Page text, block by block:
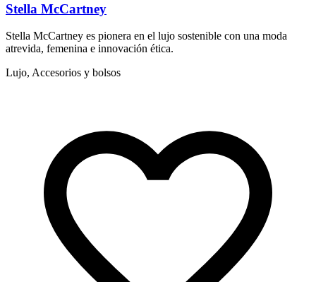
Stella McCartney
Stella McCartney es pionera en el lujo sostenible con una moda
atrevida, femenina e innovación ética.
Lujo, Accesorios y bolsos